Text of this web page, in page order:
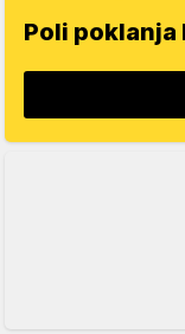
Poli poklanja